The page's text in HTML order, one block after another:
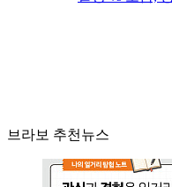
브라보 추천뉴스